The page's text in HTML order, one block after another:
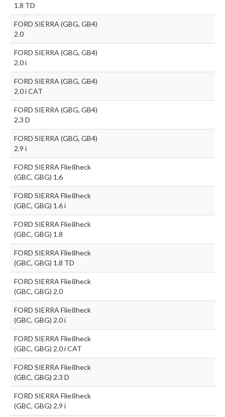
1.8 TD
FORD SIERRA (GBG, GB4)
2.0
FORD SIERRA (GBG, GB4)
2.0 i
FORD SIERRA (GBG, GB4)
2.0 i CAT
FORD SIERRA (GBG, GB4)
2.3 D
FORD SIERRA (GBG, GB4)
2.9 i
FORD SIERRA Fließheck
(GBC, GBG) 1.6
FORD SIERRA Fließheck
(GBC, GBG) 1.6 i
FORD SIERRA Fließheck
(GBC, GBG) 1.8
FORD SIERRA Fließheck
(GBC, GBG) 1.8 TD
FORD SIERRA Fließheck
(GBC, GBG) 2.0
FORD SIERRA Fließheck
(GBC, GBG) 2.0 i
FORD SIERRA Fließheck
(GBC, GBG) 2.0 i CAT
FORD SIERRA Fließheck
(GBC, GBG) 2.3 D
FORD SIERRA Fließheck
(GBC, GBG) 2.9 i